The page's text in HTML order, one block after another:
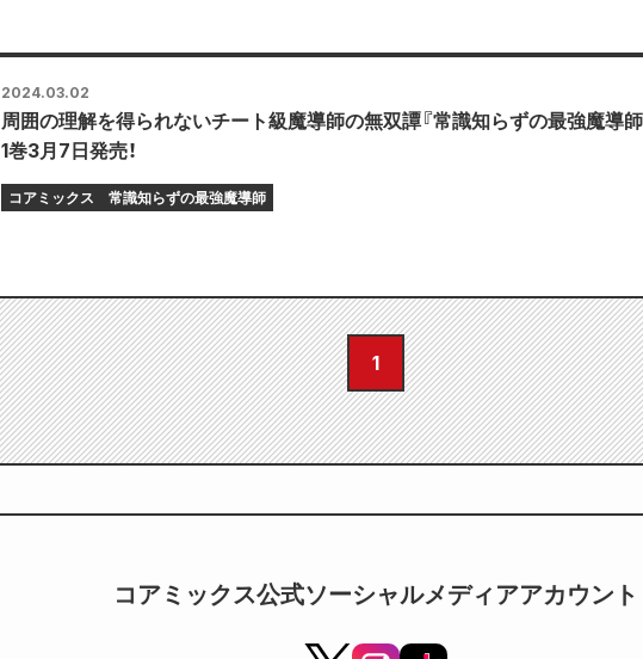
2024.03.02
周囲の理解を得られないチート級魔導師の無双譚『常識知らずの最強魔導師
1巻3月7日発売！
コアミックス 常識知らずの最強魔導師
1
コアミックス公式ソーシャルメディアアカウント